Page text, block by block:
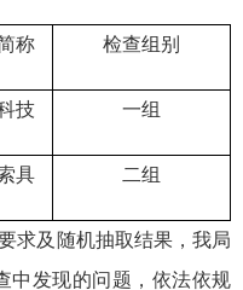
称 检查组别
技 一组
具 二组
求及随机抽取结果，我局
中发现的问题，依法依规